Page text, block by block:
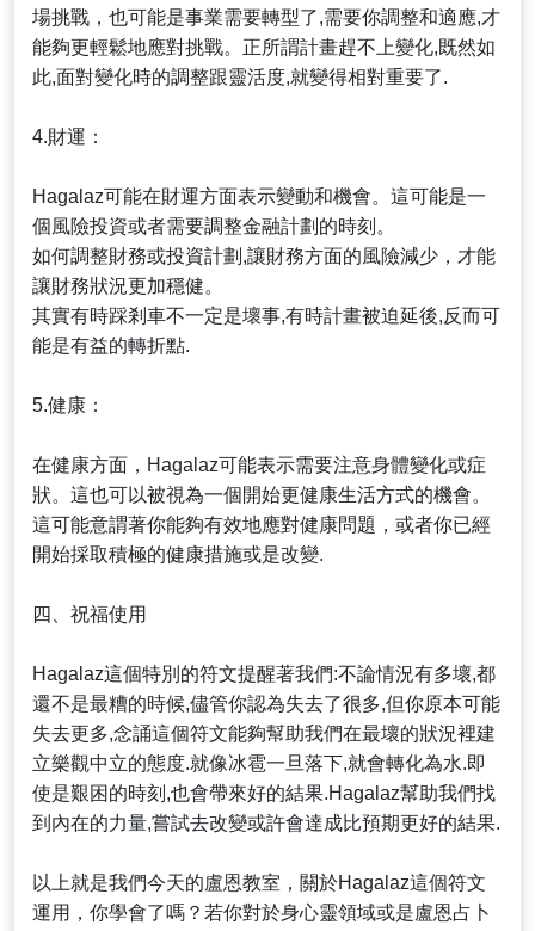
場挑戰，也可能是事業需要轉型了,需要你調整和適應,才
能夠更輕鬆地應對挑戰。正所謂計畫趕不上變化,既然如
此,面對變化時的調整跟靈活度,就變得相對重要了.
4.財運：
Hagalaz可能在財運方面表示變動和機會。這可能是一
個風險投資或者需要調整金融計劃的時刻。
如何調整財務或投資計劃,讓財務方面的風險減少，才能
讓財務狀況更加穩健。
其實有時踩剎車不一定是壞事,有時計畫被迫延後,反而可
能是有益的轉折點.
5.健康：
在健康方面，Hagalaz可能表示需要注意身體變化或症
狀。這也可以被視為一個開始更健康生活方式的機會。
這可能意謂著你能夠有效地應對健康問題，或者你已經
開始採取積極的健康措施或是改變.
四、祝福使用
Hagalaz這個特別的符文提醒著我們:不論情況有多壞,都
還不是最糟的時候,儘管你認為失去了很多,但你原本可能
失去更多,念誦這個符文能夠幫助我們在最壞的狀況裡建
立樂觀中立的態度.就像冰雹一旦落下,就會轉化為水.即
使是艱困的時刻,也會帶來好的結果.Hagalaz幫助我們找
到內在的力量,嘗試去改變或許會達成比預期更好的結果.
以上就是我們今天的盧恩教室，關於Hagalaz這個符文
運用，你學會了嗎？若你對於身心靈領域或是盧恩占卜